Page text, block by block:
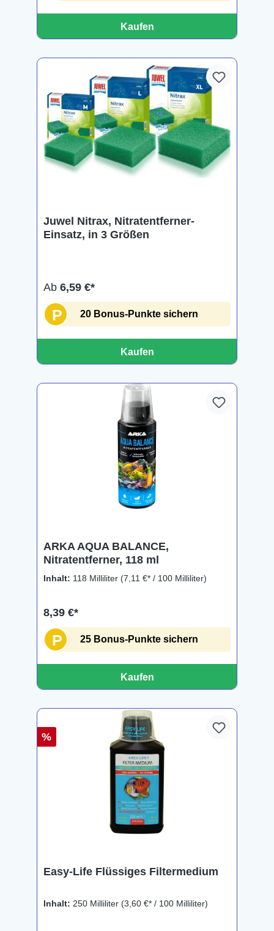
Kaufen
Juwel Nitrax, Nitratentferner-
Einsatz, in 3 Größen
Ab 6,59 €*
P 20 Bonus-Punkte sichern
Kaufen
ARKA AQUA BALANCE,
Nitratentferner, 118 ml
Inhalt: 118 Milliliter (7,11 €* / 100 Milliliter)
8,39 €*
P 25 Bonus-Punkte sichern
Kaufen
%
Easy-Life Flüssiges Filtermedium
Inhalt: 250 Milliliter (3,60 €* / 100 Milliliter)